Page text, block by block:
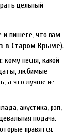
цельный
и пишете, что вам
в Старом Крыме).
песня, какой
любимые
а что лучше не
акустика, рэп,
подача.
нравятся.